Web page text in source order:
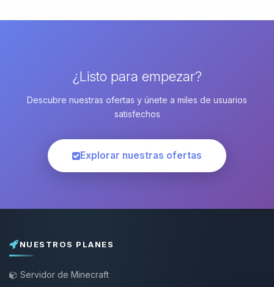
¿Listo para empezar?
Descubre nuestras ofertas y únete a miles de usuarios
satisfechos
Explorar nuestras ofertas
NUESTROS PLANES
Servidor de Minecraft